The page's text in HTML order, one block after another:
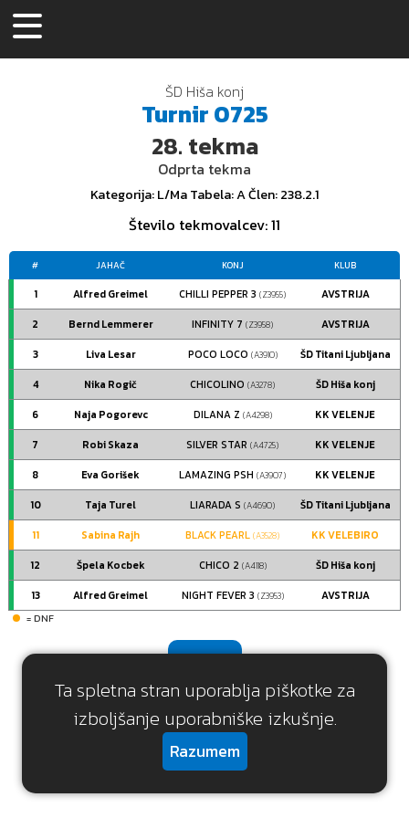
Ta spletna stran uporablja piškotke za
izboljšanje uporabniške izkušnje.
Razumem
ŠD Hiša konj
Turnir0725
28. tekma
Odprta tekma
Kategorija: L/MaTabela: AČlen: 238.2.1
Število tekmovalcev: 11
# JAHAČ KONJ KLUB
1 Alfred Greimel CHILLI PEPPER 3(Z3955) AVSTRIJA
2 Bernd Lemmerer INFINITY 7(Z3958) AVSTRIJA
3 Liva Lesar POCO LOCO (A3910) ŠD Titani Ljubljana
4 Nika Rogič CHICOLINO(A3278) ŠD Hiša konj
6 Naja Pogorevc DILANA Z (A4298) KK VELENJE
7 Robi Skaza SILVER STAR(A4725) KK VELENJE
8 Eva Gorišek LAMAZING PSH(A3907) KK VELENJE
10 Taja Turel LIARADA S(A4690) ŠD Titani Ljubljana
11 Sabina Rajh BLACK PEARL(A3528) KK VELEBIRO
12 Špela Kocbek CHICO 2 (A4118) ŠD Hiša konj
13 Alfred Greimel NIGHT FEVER 3 (Z3953)
AVSTRIJA
= DNF
Nazaj